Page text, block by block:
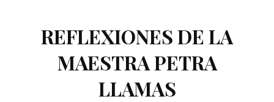
REFLEXIONES DE LA
MAESTRA PETRA
LLAMAS